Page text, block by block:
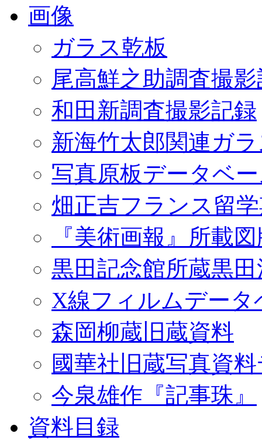
画像
ガラス乾板
尾高鮮之助調査撮
和田新調査撮影記録
新海竹太郎関連ガ
写真原板データベ
畑正吉フランス留
『美術画報』所載
黒田記念館所蔵黒
X線フィルムデータ
森岡柳蔵旧蔵資料
國華社旧蔵写真資
今泉雄作『記事珠』
資料目録